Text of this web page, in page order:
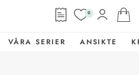
0
VÅRA SERIER ANSIKTE